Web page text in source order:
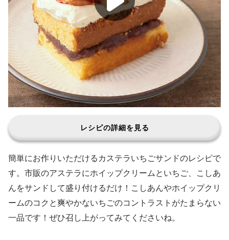
レシピの詳細を見る
簡単にお作りいただけるカステラいちごサンドのレシピで
す。市販のアステラにホイップクリームといちご、こしあ
んをサンドして盛り付けるだけ！こしあんやホイップクリ
ームのコクと爽やかないちごのコントラストがたまらない
一品です！ぜひ召し上がってみてくださいね。